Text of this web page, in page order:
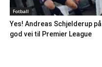
Fotball
Yes! Andreas Schjelderup på
god vei til Premier League